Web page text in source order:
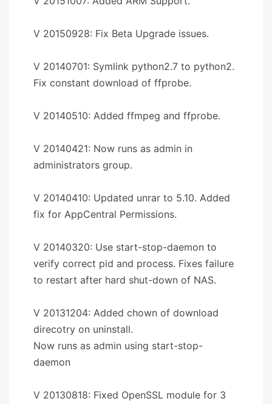
V 20150928: Fix Beta Upgrade issues.
V 20140701: Symlink python2.7 to python2.
Fix constant download of ffprobe.
V 20140510: Added ffmpeg and ffprobe.
V 20140421: Now runs as admin in
administrators group.
V 20140410: Updated unrar to 5.10. Added
fix for AppCentral Permissions.
V 20140320: Use start-stop-daemon to
verify correct pid and process. Fixes failure
to restart after hard shut-down of NAS.
V 20131204: Added chown of download
direcotry on uninstall.
Now runs as admin using start-stop-
daemon
V 20130818: Fixed OpenSSL module for 3